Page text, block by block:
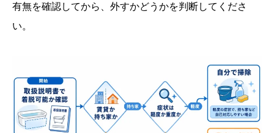
有無を確認してから、外すかどうかを判断してくださ
い。